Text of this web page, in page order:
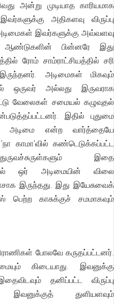
அன்று முடியாத காரியமாக
அதிகளவு விருப்பு
இவர்களுக்கு அவ்வளவு
ஆண்டுகளின் பின்னரே இது
ரோம் சாம்ராட்சியத்தில் சரி
அடிமைகள் மிகவும்
ஒருவர் அல்லது இருவராக
வேலைகள் சமையல் கழுவுதல்
இதில் புதுமை
அடிமை என்ற வார்த்தையே
காமா'வில் கண்டெடுக்கப்பட்ட
இதை
ஒர் அடிமையின் விலை
இருந்தது. இது இயேசுவைக்
பெற்ற காசுக்குச் சமமாகவும்
போலவே கருதப்பட்டனர்.
கிடையாது. இவனுக்கு
தனிப்பட்ட விருப்பு
இவனுக்குத் துளியளவும்